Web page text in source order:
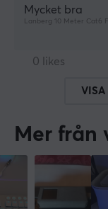
Mycket bra
Lanberg 10 Meter Cat6
0 likes
VISA
Mer från